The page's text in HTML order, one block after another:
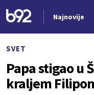
Najnovije
SVET
Papa stigao u
kraljem